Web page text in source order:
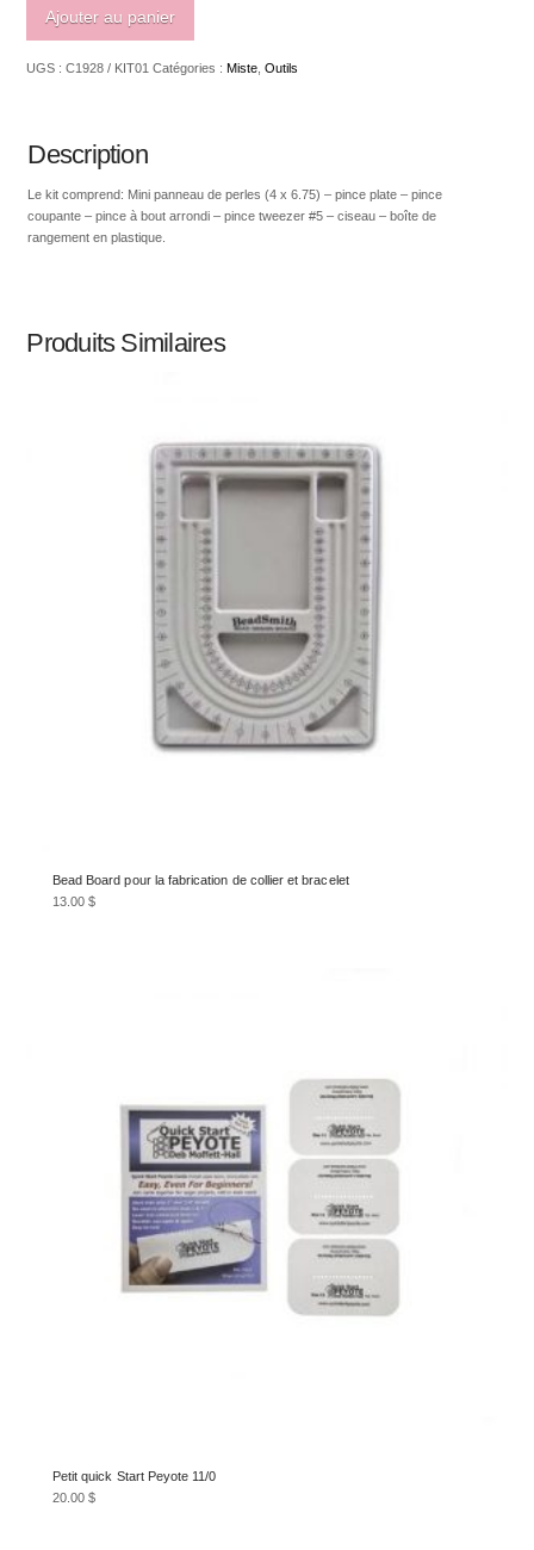
économique
Ajouter au panier
UGS :C1928 / KIT01 Catégories :Miste ,Outils
Description
Le kit comprend: Mini panneau de perles (4 x 6.75) – pince plate – pince
coupante – pince à bout arrondi – pince tweezer #5 – ciseau – boîte de
rangement en plastique.
Produits Similaires
Bead Board pour la fabrication de collier et bracelet
13.00$
Petit quick Start Peyote 11/0
20.00$